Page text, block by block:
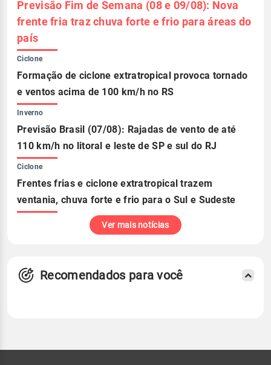
Previsão Fim de Semana (08 e 09/08): Nova
frente fria traz chuva forte e frio para áreas do
país
Ciclone
Formação de ciclone extratropical provoca tornado
e ventos acima de 100 km/h no RS
Inverno
Previsão Brasil (07/08): Rajadas de vento de até
110 km/h no litoral e leste de SP e sul do RJ
Ciclone
Frentes frias e ciclone extratropical trazem
ventania, chuva forte e frio para o Sul e Sudeste
Ver mais notícias
Recomendados para você